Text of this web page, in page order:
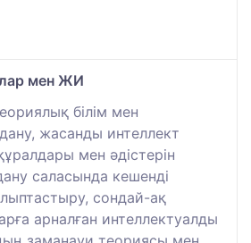
мен ЖИ
білім мен
жасанды интеллект
мен әдістерін
саласында кешенді
сондай-ақ
арналған интеллектуалды